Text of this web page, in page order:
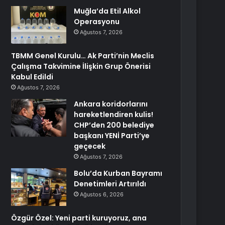
Muğla’da Etil Alkol
Operasyonu
Ağustos 7, 2026
TBMM Genel Kurulu… Ak Parti’nin Meclis
Çalışma Takvimine İlişkin Grup Önerisi
Kabul Edildi
Ağustos 7, 2026
Ankara koridorlarını
hareketlendiren kulis!
CHP’den 200 belediye
başkanı YENİ Parti’ye
geçecek
Ağustos 7, 2026
Bolu’da Kurban Bayramı
Denetimleri Artırıldı
Ağustos 6, 2026
Özgür Özel: Yeni parti kuruyoruz, ana